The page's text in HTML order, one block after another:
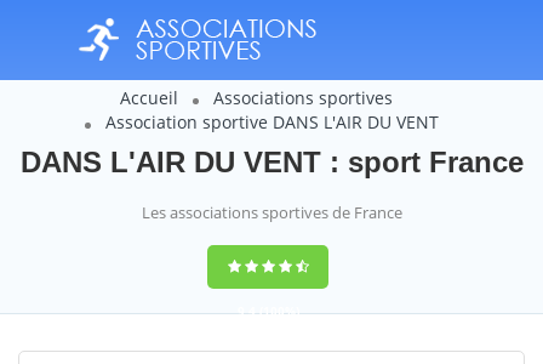
Accueil
Associations sportives
Association sportive DANS L'AIR DU VENT
DANS L'AIR DU VENT : sport France
Les associations sportives de France
9,4(100%)
14358votes